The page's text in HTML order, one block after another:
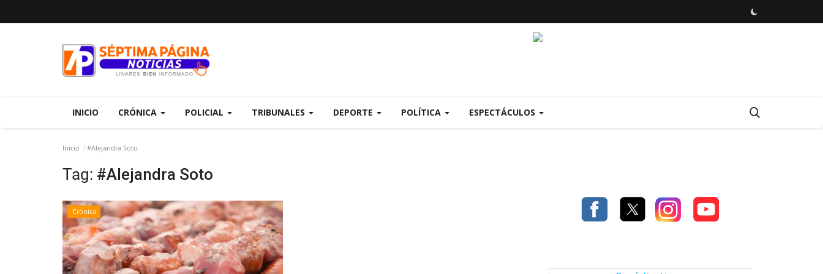
INICIO CRÓNICA POLICIAL TRIBUNALES DEPORTE POLÍTICA ESPECTÁCULOS
Inicio #Alejandra Soto
Tag: #Alejandra Soto
Crónica